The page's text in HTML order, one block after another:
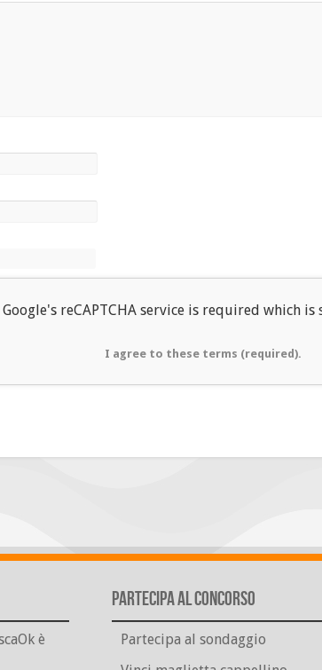
reCAPTCHA service is required which is
I agree to these terms (required).
è
Partecipa al Concorso
Partecipa al sondaggio